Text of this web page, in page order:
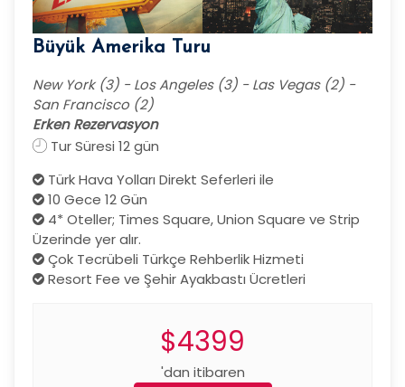
Büyük Amerika Turu
New York (3) - Los Angeles (3) - Las Vegas (2) -
San Francisco (2)
Erken Rezervasyon
Tur Süresi 12 gün
Türk Hava Yolları Direkt Seferleri ile
10 Gece 12 Gün
4* Oteller; Times Square, Union Square ve Strip
Üzerinde yer alır.
Çok Tecrübeli Türkçe Rehberlik Hizmeti
Resort Fee ve Şehir Ayakbastı Ücretleri
$4399
'dan itibaren